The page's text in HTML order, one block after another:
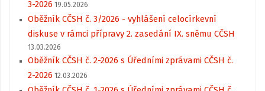
3-2026 19.05.2026
Oběžník CČSH č. 3/2026 - vyhlášení celocírkevní
diskuse v rámci přípravy 2. zasedání IX. sněmu CČSH
13.03.2026
Oběžník CČSH č. 2-2026 s Úředními zprávami CČSH č.
2-2026 12.03.2026